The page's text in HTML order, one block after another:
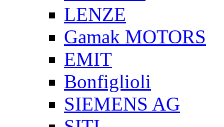
LENZE
Gamak MOTORS
EMIT
Bonfiglioli
SIEMENS AG